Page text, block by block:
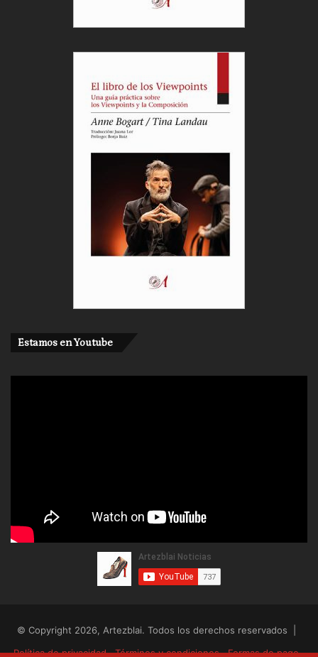
Estamos en Youtube
© Copyright 2026, Artezblai. Todos los derechos reservados |
Política de privacidad
Términos y condiciones Formas de pago